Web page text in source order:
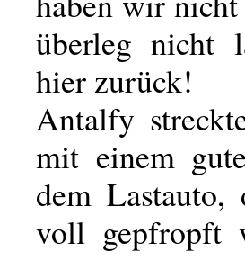
überleg nicht
hier zurück!
Antalfy
mit einem
dem
voll gepfropft